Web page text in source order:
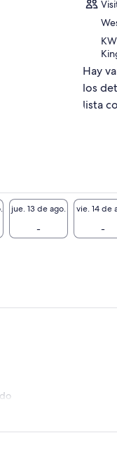
Hay
los
lista
jue. 13 de ago.
-
vie. 14 de
-